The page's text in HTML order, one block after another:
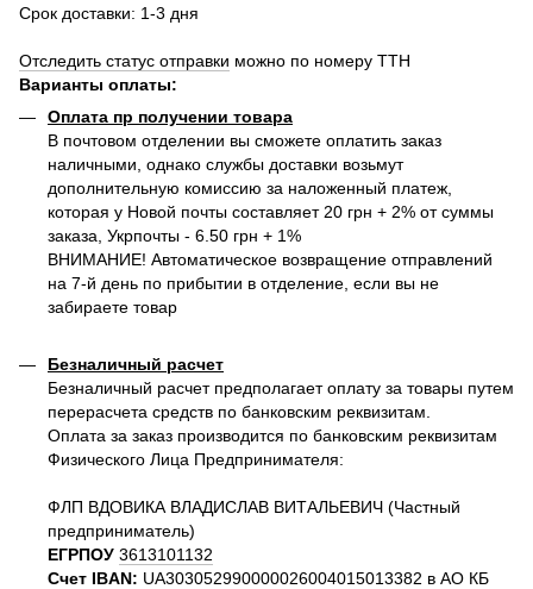
Срок доставки: 1-3 дня
Отследить статус отправки можно по номеру ТТН
Варианты оплаты:
Оплата пр получении товара
В почтовом отделении вы сможете оплатить заказ
наличными, однако службы доставки возьмут
дополнительную комиссию за наложенный платеж,
которая у Новой почты составляет 20 грн + 2% от суммы
заказа, Укрпочты - 6.50 грн + 1%
ВНИМАНИЕ! Автоматическое возвращение отправлений
на 7-й день по прибытии в отделение, если вы не
забираете товар
Безналичный расчет
Безналичный расчет предполагает оплату за товары путем
перерасчета средств по банковским реквизитам.
Оплата за заказ производится по банковским реквизитам
Физического Лица Предпринимателя:
ФЛП ВДОВИКА ВЛАДИСЛАВ ВИТАЛЬЕВИЧ (Частный
предприниматель)
ЕГРПОУ 3613101132
Счет IBAN: UA303052990000026004015013382 в АО КБ